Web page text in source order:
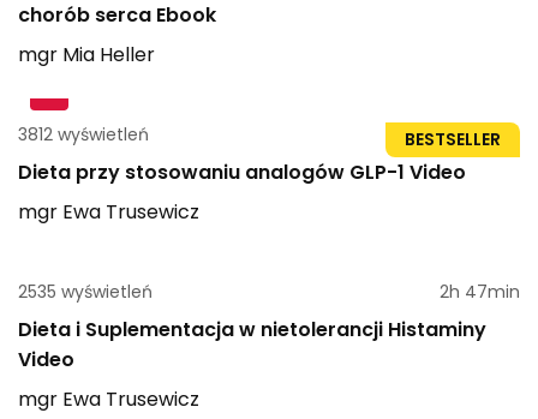
chorób serca Ebook
mgr Mia Heller
BESTSELLER
3812 wyświetleń 1h 15min
Dieta przy stosowaniu analogów GLP-1 Video
mgr Ewa Trusewicz
2535 wyświetleń 2h 47min
Dieta i Suplementacja w nietolerancji Histaminy
Video
mgr Ewa Trusewicz